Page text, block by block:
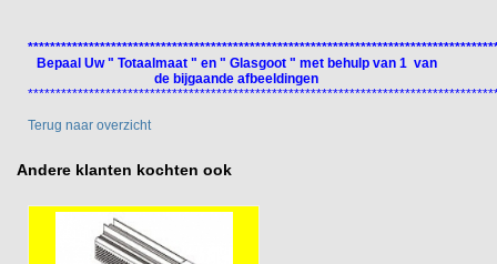
Bepaal Uw " Totaalmaat " en " Glasgoot " met behulp van 1 van
de bijgaande afbeeldingen
Terug naar overzicht
Andere klanten kochten ook